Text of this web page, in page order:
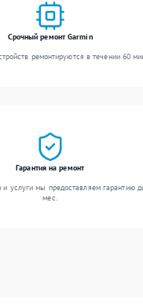
Срочный ремонт Garmin
ремонтируются в течении 60
Гарантия на ремонт
и услуги мы предоставляем гарантию
мес.